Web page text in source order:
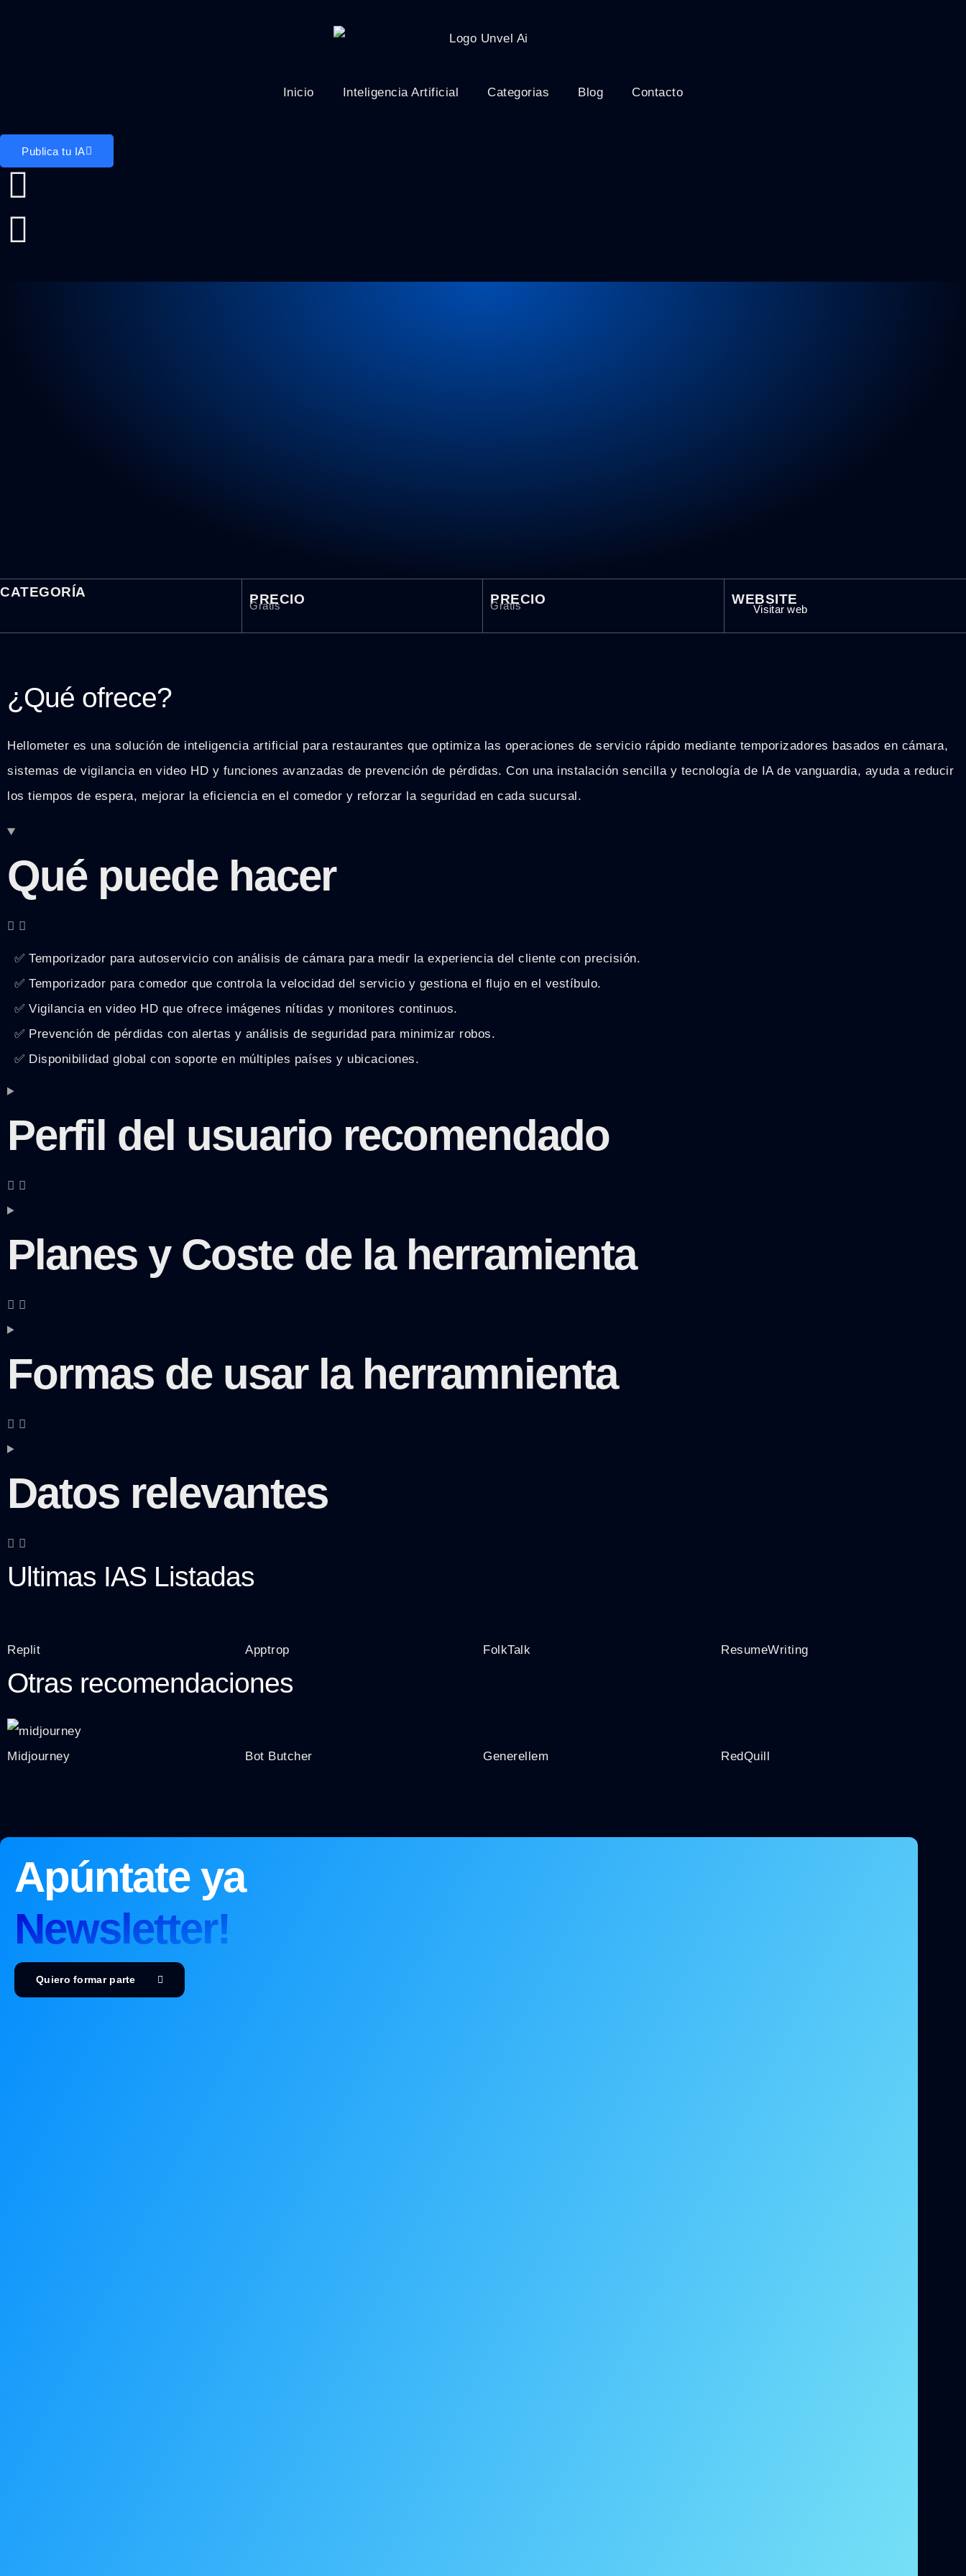
Inicio Inteligencia Artificial Categorias Blog Contacto
Publica tu IA
CATEGORÍA PRECIO
Gratis PRECIO
Gratis WEBSITE
Visitar web
¿Qué ofrece?
Hellometer es una solución de inteligencia artificial para restaurantes que optimiza las operaciones de servicio rápido mediante temporizadores basados en cámara,
sistemas de vigilancia en video HD y funciones avanzadas de prevención de pérdidas. Con una instalación sencilla y tecnología de IA de vanguardia, ayuda a reducir
los tiempos de espera, mejorar la eficiencia en el comedor y reforzar la seguridad en cada sucursal.
Qué puede hacer
✅ Temporizador para autoservicio con análisis de cámara para medir la experiencia del cliente con precisión.
✅ Temporizador para comedor que controla la velocidad del servicio y gestiona el flujo en el vestíbulo.
✅ Vigilancia en video HD que ofrece imágenes nítidas y monitores continuos.
✅ Prevención de pérdidas con alertas y análisis de seguridad para minimizar robos.
✅ Disponibilidad global con soporte en múltiples países y ubicaciones.
Perfil del usuario recomendado
Planes y Coste de la herramienta
Formas de usar la herramnienta
Datos relevantes
Ultimas IAS Listadas
Replit Apptrop FolkTalk ResumeWriting
Otras recomendaciones
Midjourney Bot Butcher Generellem RedQuill
Apúntate ya
Newsletter!
Quiero formar parte